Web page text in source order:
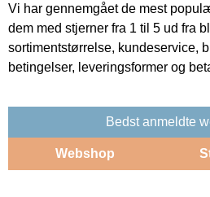
Vi har gennemgået de mest
dem med stjerner fra 1 til 5 ud fra
sortimentstørrelse, kundeservice,
betingelser, leveringsformer og
Bedst anmeldte
Webshop